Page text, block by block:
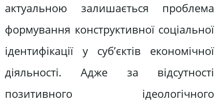
актуальною залишається проблема
формування конструктивної соціальної
ідентифікації у суб’єктів економічної
діяльності. Адже за відсутності
позитивного ідеологічного